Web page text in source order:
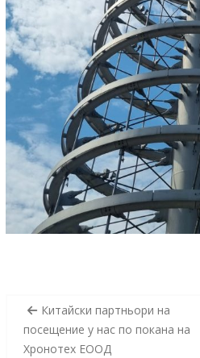
Post
navigation
Китайски партньори на
посещение у нас по покана на
Хронотех ЕООД